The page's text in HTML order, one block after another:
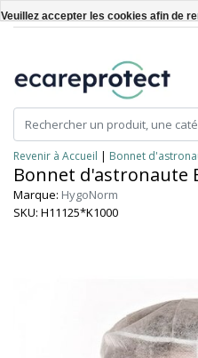
Revenir à Accueil | Bonnet
Bonnet d'astronaute
Marque: HygoNorm
SKU: H11125*K1000
Veuillez accepter les cookies afin de